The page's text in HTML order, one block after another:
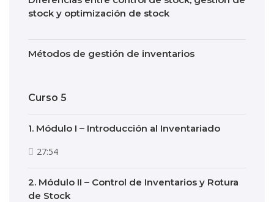
stock y optimización de stock
Métodos de gestión de inventarios
Curso 5
1. Módulo I – Introducción al Inventariado
27:54
2. Módulo II – Control de Inventarios y Rotura
de Stock